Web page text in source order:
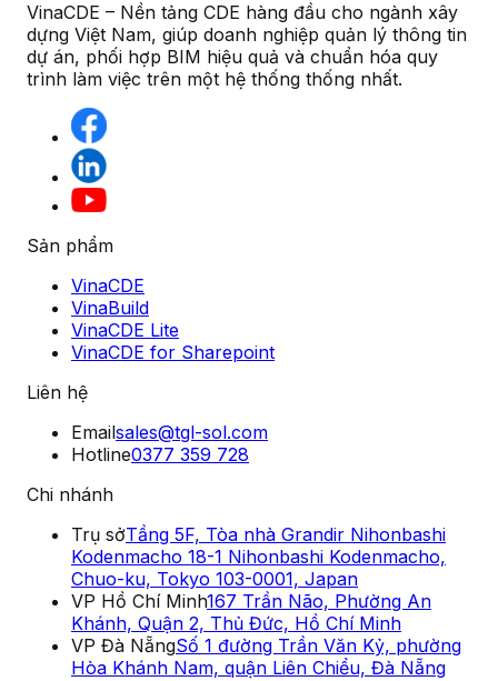
VinaCDE – Nền tảng CDE hàng đầu cho ngành xây
dựng Việt Nam, giúp doanh nghiệp quản lý thông tin
dự án, phối hợp BIM hiệu quả và chuẩn hóa quy
trình làm việc trên một hệ thống thống nhất.
Sản phẩm
VinaCDE
VinaBuild
VinaCDE Lite
VinaCDE for Sharepoint
Liên hệ
Emailsales@tgl-sol.com
Hotline0377 359 728
Chi nhánh
Trụ sởTầng 5F, Tòa nhà Grandir Nihonbashi
Kodenmacho 18-1 Nihonbashi Kodenmacho,
Chuo-ku, Tokyo 103-0001, Japan
VP Hồ Chí Minh167 Trần Não, Phường An
Khánh, Quận 2, Thủ Đức, Hồ Chí Minh
VP Đà NẵngSố 1 đường Trần Văn Kỷ, phường
Hòa Khánh Nam, quận Liên Chiểu, Đà Nẵng